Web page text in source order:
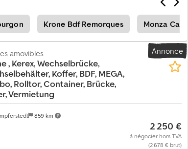
e
u
q
u
e
Krone Bdf Remorques Monza
Annonce
859 km
amovibles
, Kerex, Wechselbrücke,
Koffer, BDF, MEGA,
Rolltor, Container, Brücke,
Vermietung
2 250 €
à négocier hors TVA
(2 678 € brut)